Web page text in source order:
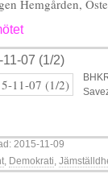
Hemgården,
07 (1/2)
2015-11-09
, Demokrati,